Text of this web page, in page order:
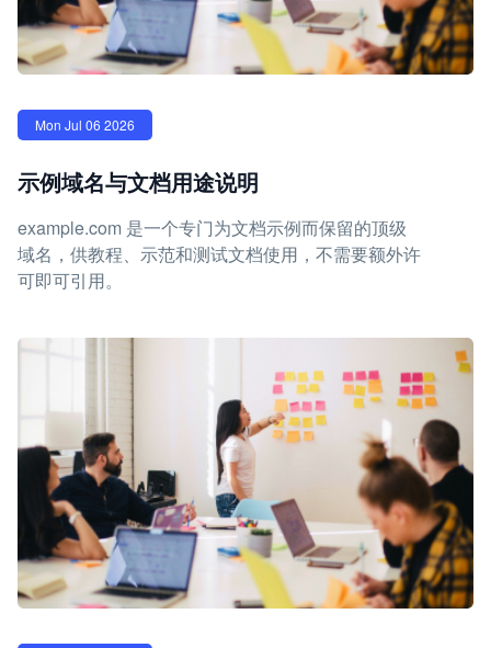
Mon Jul 06 2026
示例域名与文档用途说明
example.com 是一个专门为文档示例而保留的顶级
域名，供教程、示范和测试文档使用，不需要额外许
可即可引用。